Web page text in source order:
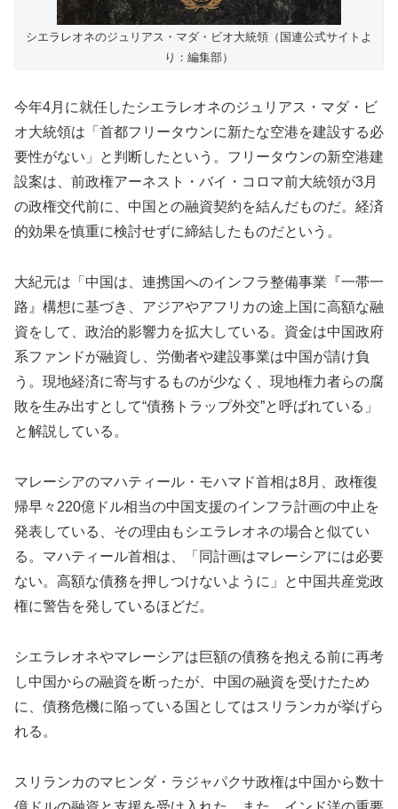
シエラレオネのジュリアス・マダ・ビオ大統領（国連公式サイトよ
り：編集部）
今年4月に就任したシエラレオネのジュリアス・マダ・ビ
オ大統領は「首都フリータウンに新たな空港を建設する必
要性がない」と判断したという。フリータウンの新空港建
設案は、前政権アーネスト・バイ・コロマ前大統領が3月
の政権交代前に、中国との融資契約を結んだものだ。経済
的効果を慎重に検討せずに締結したものだという。
大紀元は「中国は、連携国へのインフラ整備事業『一帯一
路』構想に基づき、アジアやアフリカの途上国に高額な融
資をして、政治的影響力を拡大している。資金は中国政府
系ファンドが融資し、労働者や建設事業は中国が請け負
う。現地経済に寄与するものが少なく、現地権力者らの腐
敗を生み出すとして“債務トラップ外交”と呼ばれている」
と解説している。
マレーシアのマハティール・モハマド首相は8月、政権復
帰早々220億ドル相当の中国支援のインフラ計画の中止を
発表している、その理由もシエラレオネの場合と似てい
る。マハティール首相は、「同計画はマレーシアには必要
ない。高額な債務を押しつけないように」と中国共産党政
権に警告を発しているほどだ。
シエラレオネやマレーシアは巨額の債務を抱える前に再考
し中国からの融資を断ったが、中国の融資を受けたため
に、債務危機に陥っている国としてはスリランカが挙げら
れる。
スリランカのマヒンダ・ラジャパクサ政権は中国から数十